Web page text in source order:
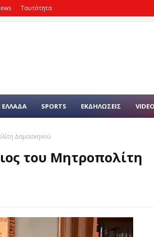
Ταυτότητα
ΕΛΛΑΔΑ SPORTS ΕΚΔΗΛΩΣΕΙΣ VIDEO
Δαμασκηνού
του Μητροπολίτη